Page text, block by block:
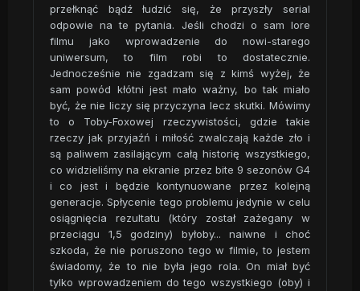
przełknąć bądź łudzić się, że przyszły serial
odpowie na te pytania. Jeśli chodzi o sam lore
filmu jako wprowadzenie do nowi-starego
uniwersum, to film robi to dostatecznie.
Jednocześnie nie zgadzam się z kimś wyżej, że
sam powód kłótni jest mało ważny, bo tak miało
być, że nie liczy się przyczyna lecz skutki. Mówimy
to o Toby-Foxowej rzeczywistości, gdzie takie
rzeczy jak przyjaźń i miłość zwalczają każde zło i
są paliwem zasilającym całą historię wszystkiego,
co widzieliśmy na ekranie przez bite 9 sezonów G4
i co jest i będzie kontynuowane przez kolejną
generacje. Spłycenie tego problemu jedynie w celu
osiągnięcia rezultatu (który został zażegany w
przeciągu 1,5 godziny) byłoby... naiwne i choć
szkoda, że nie poruszono tego w filmie, to jestem
świadomy, że to nie była jego rola. On miał być
tylko wprowadzeniem do tego wszystkiego (oby) i